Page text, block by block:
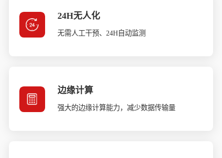
24H无人化
无需人工干预、24H自动监测
边缘计算
强大的边缘计算能力，减少数据传输量